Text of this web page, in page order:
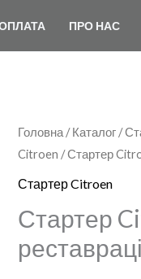
ПРО НАС
Головна/Каталог/
Citroen / Стартер
Стартер Citroen
Стартер
Стартер
Citroen
1.6
реставрація
кількість